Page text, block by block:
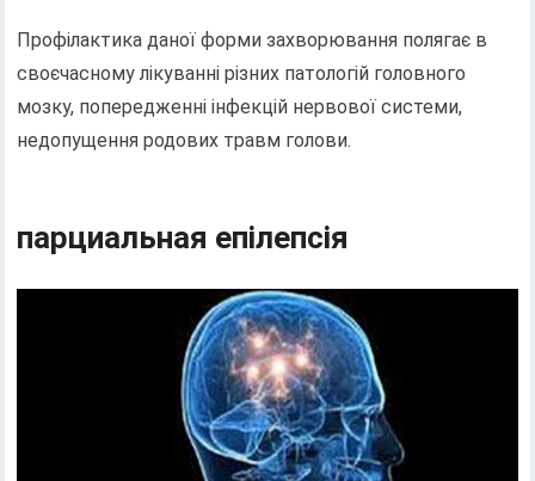
Профілактика даної форми захворювання полягає в
своєчасному лікуванні різних патологій головного
мозку, попередженні інфекцій нервової системи,
недопущення родових травм голови.
парциальная епілепсія